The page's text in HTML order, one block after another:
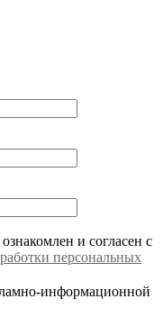
и согласен с
персональных
информационной